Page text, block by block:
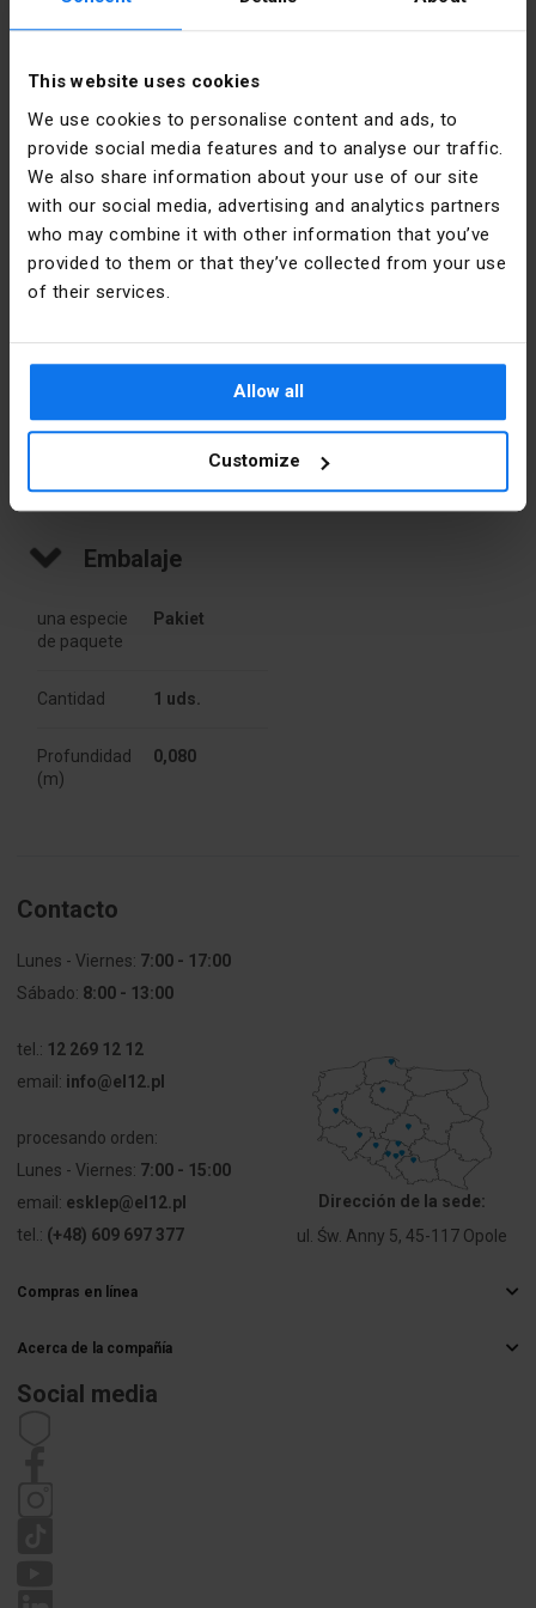
This website uses cookies
We use cookies to personalise content and ads, to
provide social media features and to analyse our traffic.
We also share information about your use of our site
with our social media, advertising and analytics partners
who may combine it with other information that you’ve
provided to them or that they’ve collected from your use
of their services.
Allow all
Customize
puede profundizar con un anillo distanciador PD60x30.
Durante los trabajos de enlucido, se cierra con una tapa
Prácticos debilitamientos para introducir tubos y cables.
Redondo Ø20mm y plano. Debilitamientos especiales en
la parte inferior para dejar al descubierto un gran espacio
en la lata.
Color Naranja
Forma Redondo
Material PÁGINAS
Instalación Empotrado
Tipo A la pared
Ancho [mm] 62
[mm]
Para
accesorios
Peso
(gramos]
22
Resistente al
fuego
No aplica
al fuego [°C]
modulares
equipo
[mm]
PKWIU 27.33.13.0
montażu
podtynkowy
Detalles del fabricante
Fabricante SIMET S.A.
Dirección
58-506
Jelenia
II 33 Polska
Email sprzedaz@simet.com.pl
Embalaje
una especie
de paquete
Pakiet
Cantidad 1 uds.
Profundidad
(m)
0,080
Contacto
Lunes - Viernes: 7:00 - 17:00
Sábado: 8:00 - 13:00
tel.: 12 269 12 12
email: info@el12.pl
procesando orden:
Lunes - Viernes: 7:00 - 15:00
email: esklep@el12.pl
tel.: (+48) 609 697 377
Dirección de la sede:
ul. Św. Anny 5, 45-117 Opole
Compras en línea
Métodos de entrega
Pagos
Acerca de la compañía
Carrera
Social media